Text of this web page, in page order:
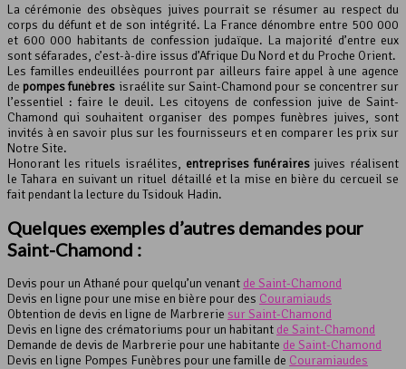
La cérémonie des obsèques juives pourrait se résumer au respect du
corps du défunt et de son intégrité. La France dénombre entre 500 000
et 600 000 habitants de confession judaïque. La majorité d’entre eux
sont séfarades, c’est-à-dire issus d’Afrique Du Nord et du Proche Orient.
Les familles endeuillées pourront par ailleurs faire appel à une agence
de pompes funèbres israélite sur Saint-Chamond pour se concentrer sur
l’essentiel : faire le deuil. Les citoyens de confession juive de Saint-
Chamond qui souhaitent organiser des pompes funèbres juives, sont
invités à en savoir plus sur les fournisseurs et en comparer les prix sur
Notre Site.
Honorant les rituels israélites, entreprises funérairesjuives réalisent
le Tahara en suivant un rituel détaillé et la mise en bière du cercueil se
fait pendant la lecture du Tsidouk Hadin.
Quelques exemples d’autres demandes pour
Saint-Chamond :
Devis pour un Athané pour quelqu’un venant de Saint-Chamond
Devis en ligne pour une mise en bière pour des Couramiauds
Obtention de devis en ligne de Marbrerie sur Saint-Chamond
Devis en ligne des crématoriums pour un habitant de Saint-Chamond
Demande de devis de Marbrerie pour une habitante de Saint-Chamond
Devis en ligne Pompes Funèbres pour une famille de Couramiaudes